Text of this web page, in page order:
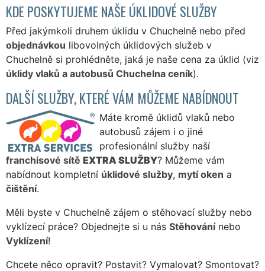
KDE POSKYTUJEME NAŠE ÚKLIDOVÉ SLUŽBY
Před jakýmkoli druhem úklidu v Chuchelně nebo před
objednávkou libovolných úklidových služeb v
Chuchelně si prohlédněte, jaká je naše cena za úklid (viz
úklidy vlaků a autobusů Chuchelna ceník).
DALŠÍ SLUŽBY, KTERÉ VÁM MŮŽEME NABÍDNOUT
Máte kromě úklidů vlaků nebo
autobusů zájem i o jiné
profesionální služby naší
franchisové sítě EXTRA SLUŽBY? Můžeme vám
nabídnout kompletní úklidové služby, mytí oken a
čištění.
Měli byste v Chuchelně zájem o stěhovací služby nebo
vyklízecí práce? Objednejte si u nás Stěhovánínebo
Vyklízení!
Chcete něco opravit? Postavit? Vymalovat? Smontovat?